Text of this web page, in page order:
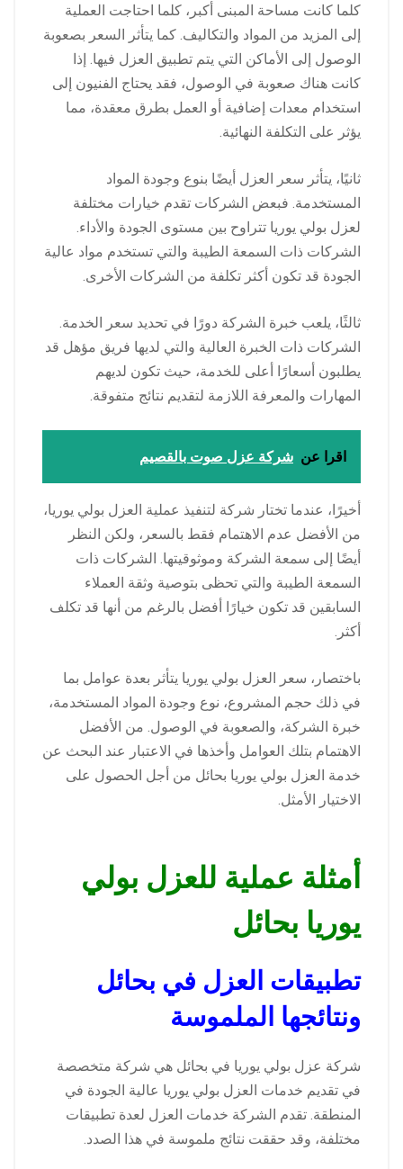
كلما كانت مساحة المبنى أكبر، كلما احتاجت العملية
إلى المزيد من المواد والتكاليف. كما يتأثر السعر بصعوبة
الوصول إلى الأماكن التي يتم تطبيق العزل فيها. إذا
كانت هناك صعوبة في الوصول، فقد يحتاج الفنيون إلى
استخدام معدات إضافية أو العمل بطرق معقدة، مما
يؤثر على التكلفة النهائية.
ثانيًا، يتأثر سعر العزل أيضًا بنوع وجودة المواد
المستخدمة. فبعض الشركات تقدم خيارات مختلفة
لعزل بولي يوريا تتراوح بين مستوى الجودة والأداء.
الشركات ذات السمعة الطيبة والتي تستخدم مواد عالية
الجودة قد تكون أكثر تكلفة من الشركات الأخرى.
ثالثًا، يلعب خبرة الشركة دورًا في تحديد سعر الخدمة.
الشركات ذات الخبرة العالية والتي لديها فريق مؤهل قد
يطلبون أسعارًا أعلى للخدمة، حيث تكون لديهم
المهارات والمعرفة اللازمة لتقديم نتائج متفوقة.
اقرا عن شركة عزل صوت بالقصيم
أخيرًا، عندما تختار شركة لتنفيذ عملية العزل بولي يوريا،
من الأفضل عدم الاهتمام فقط بالسعر، ولكن النظر
أيضًا إلى سمعة الشركة وموثوقيتها. الشركات ذات
السمعة الطيبة والتي تحظى بتوصية وثقة العملاء
السابقين قد تكون خيارًا أفضل بالرغم من أنها قد تكلف
أكثر.
باختصار، سعر العزل بولي يوريا يتأثر بعدة عوامل بما
في ذلك حجم المشروع، نوع وجودة المواد المستخدمة،
خبرة الشركة، والصعوبة في الوصول. من الأفضل
الاهتمام بتلك العوامل وأخذها في الاعتبار عند البحث عن
خدمة العزل بولي يوريا بحائل من أجل الحصول على
الاختيار الأمثل.
أمثلة عملية للعزل بولي
يوريا بحائل
تطبيقات العزل في بحائل
ونتائجها الملموسة
شركة عزل بولي يوريا في بحائل هي شركة متخصصة
في تقديم خدمات العزل بولي يوريا عالية الجودة في
المنطقة. تقدم الشركة خدمات العزل لعدة تطبيقات
مختلفة، وقد حققت نتائج ملموسة في هذا الصدد.